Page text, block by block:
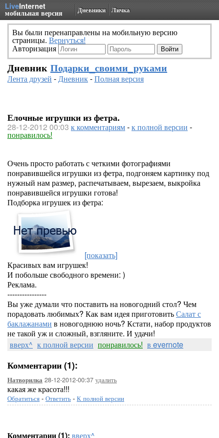
LiveInternet
мобильная версия Дневники Личка
Вы были перенаправлены на мобильную версию
страницы. Вернуться!
Авторизация
Дневник Подарки_своими_руками
Лента друзей -Дневник-Полная версия
Елочные игрушки из фетра.
28-12-2012 00:03 к комментариям-к полной версии -
понравилось!
Очень просто работать с четкими фотографиями
понравившейся игрушки из фетра, подгоняем картинку под
нужный нам размер, распечатываем, вырезаем, выкройка
понравившейся игрушки готова!
Подборка игрушек из фетра:
[показать]
Красивых вам игрушек!
И побольше свободного времени: )
Реклама.
----------------
Вы уже думали что поставить на новогодний стол? Чем
порадовать любимых? Как вам идея приготовитьСалат с
баклажанами в новогоднюю ночь? Кстати, набор продуктов
не такой уж и сложный, взгляните. И удачи!
вверх^ к полной версии понравилось! в evernote
Комментарии (1):
Натворилка 28-12-2012-00:37 удалить
какая же красота!!!
Обратиться - Ответить - К полной версии
Комментарии (1): вверх^